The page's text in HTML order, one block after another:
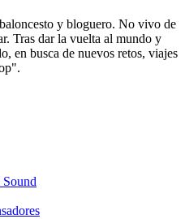
y bloguero. No vivo de
Tras dar la vuelta al mundo y
en busca de nuevos retos, viajes